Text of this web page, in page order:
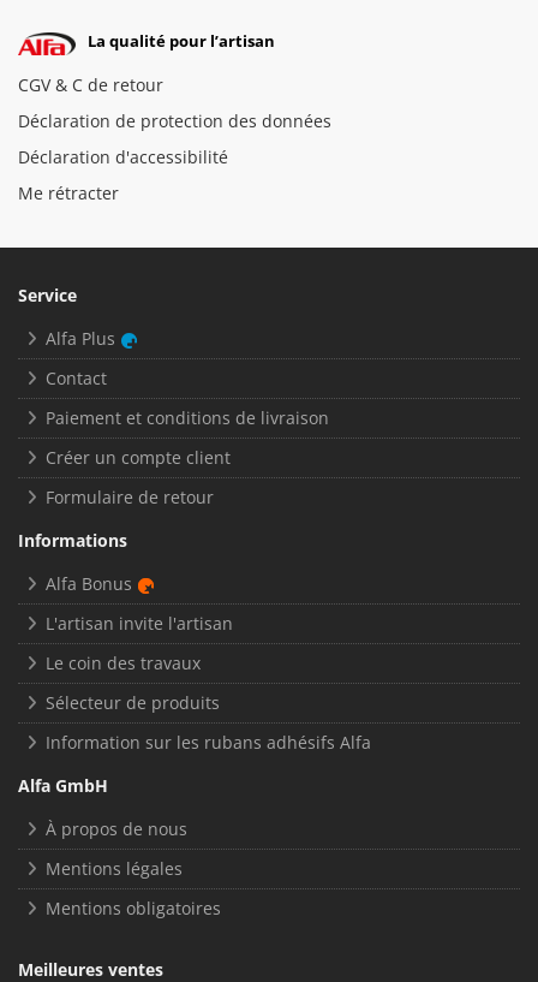
La qualité pour l’artisan
CGV & C de retour
Déclaration de protection des données
Déclaration d'accessibilité
Me rétracter
Service
Alfa Plus
Contact
Paiement et conditions de livraison
Créer un compte client
Formulaire de retour
Informations
Alfa Bonus
L'artisan invite l'artisan
Le coin des travaux
Sélecteur de produits
Information sur les rubans adhésifs Alfa
Alfa GmbH
À propos de nous
Mentions légales
Mentions obligatoires
Meilleures ventes